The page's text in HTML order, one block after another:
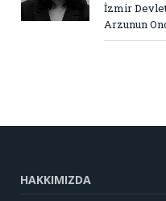
İzmir
Arzunun
HAKKIMIZDA